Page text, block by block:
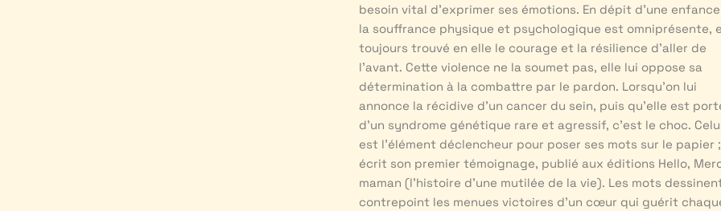
besoin vital d’exprimer ses émotions. En dépit d’une
la souffrance physique et psychologique est omniprésente,
toujours trouvé en elle le courage et la résilience d’aller de
l’avant. Cette violence ne la soumet pas, elle lui oppose sa
détermination à la combattre par le pardon. Lorsqu’on lui
annonce la récidive d’un cancer du sein, puis qu’elle est
d’un syndrome génétique rare et agressif, c’est le choc.
est l’élément déclencheur pour poser ses mots sur le papier
écrit son premier témoignage, publié aux éditions Hello,
maman (l’histoire d’une mutilée de la vie). Les mots
contrepoint les menues victoires d’un cœur qui guérit